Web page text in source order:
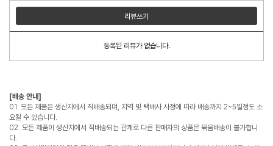
리뷰쓰기
등록된 리뷰가 없습니다.
[배송 안내]
01. 모든 제품은 생산지에서 직배송되며, 지역 및 택배사 사정에 따라 배송까지 2~5일정도 소
요될 수 있습니다.
02. 모든 제품이 생산지에서 직배송되는 관계로 다른 판매자의 상품은 묶음배송이 불가합니
다.